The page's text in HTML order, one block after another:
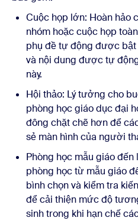
Cuộc họp lớn: Hoàn hảo
nhóm hoặc cuộc họp
phụ đề tự động được
và nội dung được tự
này.
Hội thảo: Lý tưởng cho
phòng học giáo dục đại
đông chặt chẽ hơn để
sẻ màn hình của người
Phòng học mẫu giáo
phòng học từ mẫu giáo
bình chọn và kiểm tra
để cải thiện mức độ
sinh trong khi hạn chế